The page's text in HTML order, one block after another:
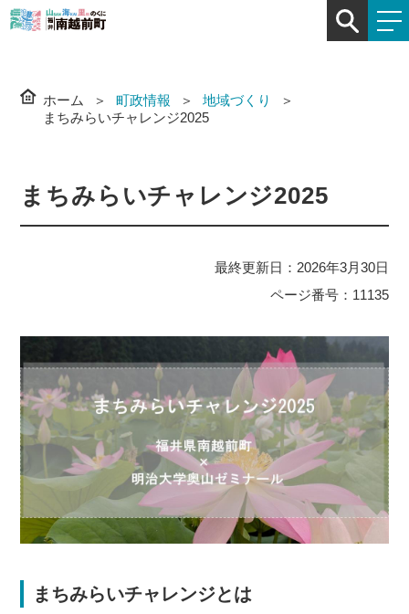
ホーム 町政情報
地域づくり
まちみらいチャレンジ2025
まちみらいチャレンジ2025
最終更新日：2026年3月30日
ページ番号：11135
まちみらいチャレンジとは